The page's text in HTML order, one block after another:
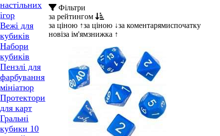
настільних
ігор
Вежі для
кубиків
Набори
кубиків
Пензлі для
фарбування
мініатюр
Протектори
для карт
Гральні
кубики 10
Фільтри
за рейтингом
за ціною ↑за ціною ↓за коментарямиспочатку
новіза ім'ямзнижка ↑